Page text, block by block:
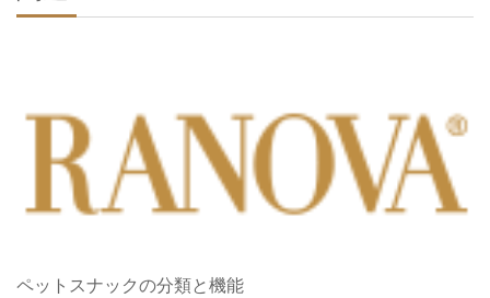
ペットスナックの分類と機能